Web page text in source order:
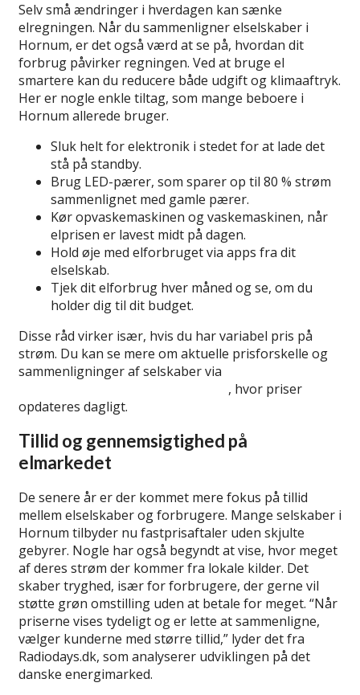
Selv små ændringer i hverdagen kan sænke
elregningen. Når du sammenligner elselskaber i
Hornum, er det også værd at se på, hvordan dit
forbrug påvirker regningen. Ved at bruge el
smartere kan du reducere både udgift og klimaaftryk.
Her er nogle enkle tiltag, som mange beboere i
Hornum allerede bruger.
Sluk helt for elektronik i stedet for at lade det
stå på standby.
Brug LED-pærer, som sparer op til 80 % strøm
sammenlignet med gamle pærer.
Kør opvaskemaskinen og vaskemaskinen, når
elprisen er lavest midt på dagen.
Hold øje med elforbruget via apps fra dit
elselskab.
Tjek dit elforbrug hver måned og se, om du
holder dig til dit budget.
Disse råd virker især, hvis du har variabel pris på
strøm. Du kan se mere om aktuelle prisforskelle og
sammenligninger af selskaber via
, hvor priser
opdateres dagligt.
Tillid og gennemsigtighed på
elmarkedet
De senere år er der kommet mere fokus på tillid
mellem elselskaber og forbrugere. Mange selskaber i
Hornum tilbyder nu fastprisaftaler uden skjulte
gebyrer. Nogle har også begyndt at vise, hvor meget
af deres strøm der kommer fra lokale kilder. Det
skaber tryghed, især for forbrugere, der gerne vil
støtte grøn omstilling uden at betale for meget. “Når
priserne vises tydeligt og er lette at sammenligne,
vælger kunderne med større tillid,” lyder det fra
Radiodays.dk, som analyserer udviklingen på det
danske energimarked.